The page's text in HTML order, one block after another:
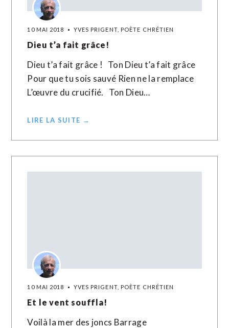
10 MAI 2018 YVES PRIGENT, POÈTE CHRÉTIEN
Dieu t’a fait grâce!
Dieu t’a fait grâce ! Ton Dieu t’a fait grâce
Pour que tu sois sauvé Rien ne la remplace
L’œuvre du crucifié. Ton Dieu…
LIRE LA SUITE →
10 MAI 2018 YVES PRIGENT, POÈTE CHRÉTIEN
Et le vent souffla!
Voilà la mer des joncs Barrage